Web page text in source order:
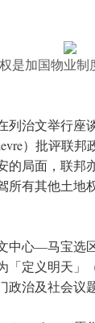
是加国物业制
列治文举行
）批评联
的局面，联邦
所有其他土
中心—马宝选
定义明天」
治及社会议题